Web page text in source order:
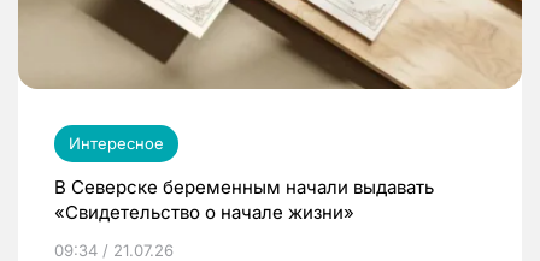
Интересное
В Северске беременным начали выдавать
«Свидетельство о начале жизни»
09:34 / 21.07.26